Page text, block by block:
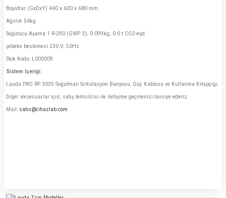
Boyutlar (GxDxY) 440 x 600 x 680 mm
Ağırlık 54kg
Soğutucu Aşama 1 R-290 (GWP 3); 0.099kg; 0.0 t CO2-eşd.
şebeke beslemesi 230 V; 50Hz
Stok Kodu: L000009
Sistem İçeriği:
Lauda PRO RP 3035 Soğutmalı Sirkülasyon Banyosu, Güç Kablosu ve Kullanma Kitapçığı.
Diğer aksesuarlar için; satış temsilcisi ile iletişime geçmenizi tavsiye ederiz.
Mail: satis@cihazlab.com